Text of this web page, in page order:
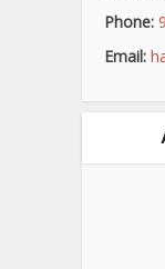
Phone:
Email: